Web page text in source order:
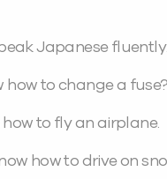
Japanese fluently.
how to change a fuse?
how to fly an airplane.
how to drive on